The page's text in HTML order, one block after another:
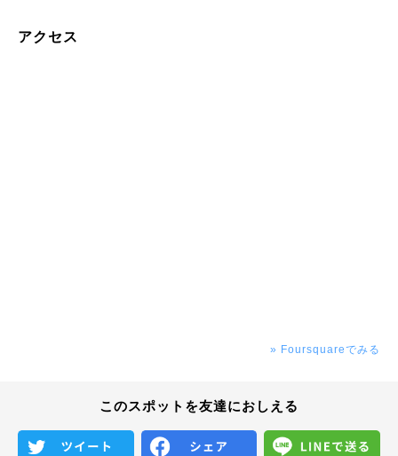
アクセス
» Foursquareでみる
このスポットを友達におしえる